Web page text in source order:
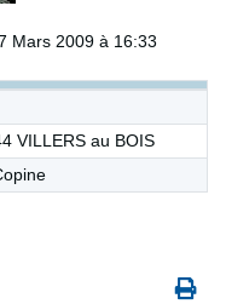
Mars 2009 à 16:33
VILLERS au BOIS